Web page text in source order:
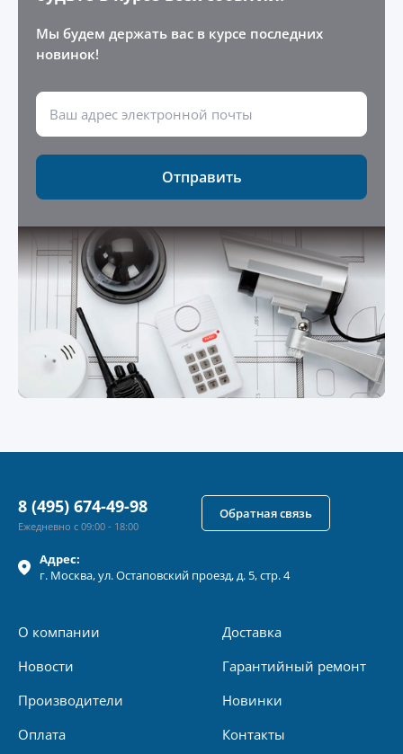
Мы будем держать вас в курсе последних
новинок!
Отправить
Адрес:
г. Москва, ул.Остаповский проезд, д. 5, стр. 4
О компании
Новости
Производители
Оплата
Доставка
Гарантийный ремонт
Новинки
Контакты
8 (495) 674-49-98
Ежедневно с 09:00 - 18:00
Обратная связь